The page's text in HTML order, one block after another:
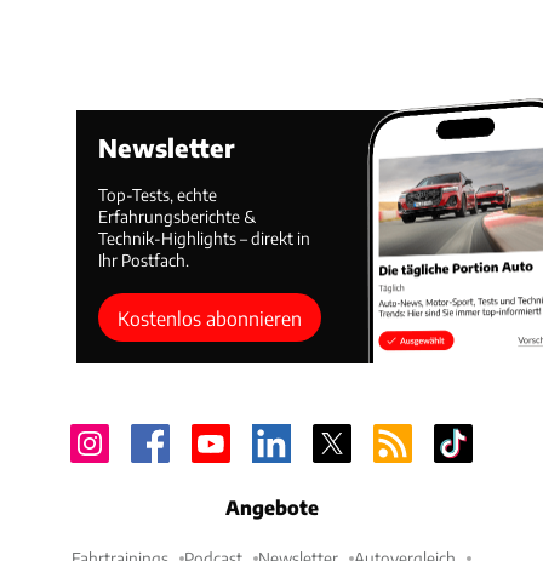
Newsletter
Top-Tests, echte
Erfahrungsberichte &
Technik-Highlights – direkt in
Ihr Postfach.
Kostenlos abonnieren
Angebote